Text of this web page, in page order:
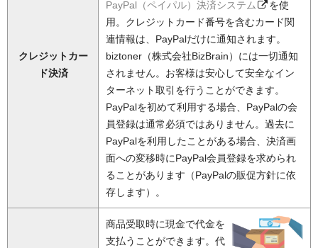
クレジットカー
ド決済
PayPal（ペイパル）決済システム
を使
用。クレジットカード番号を含むカード関
連情報は、PayPalだけに通知されます。
biztoner（株式会社BizBrain）には一切通知
されません。お客様は安心して安全なイン
ターネット取引を行うことができます。
PayPalを初めて利用する場合、PayPalの会
員登録は通常必須ではありません。過去に
PayPalを利用したことがある場合、決済画
面への変移時にPayPal会員登録を求められ
ることがあります（PayPalの販促方針に依
存します）。
商品受取時に現金で代金を
支払うことができます。代